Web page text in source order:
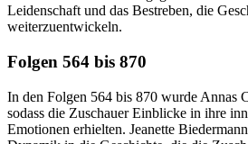
Leidenschaft und das Bestreben, die
weiterzuentwickeln.
Folgen 564 bis 870
In den Folgen 564 bis 870 wurde Annas
sodass die Zuschauer Einblicke in ihre
Emotionen erhielten. Jeanette